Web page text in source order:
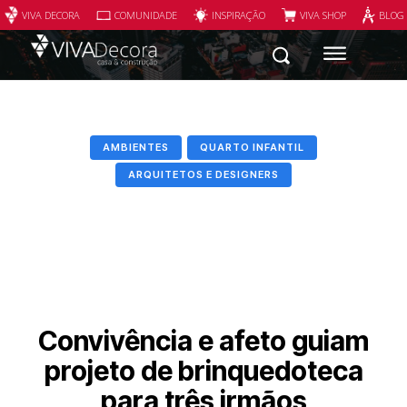
VIVA DECORA COMUNIDADE INSPIRAÇÃO VIVA SHOP
AMBIENTES QUARTO INFANTIL
ARQUITETOS E DESIGNERS
Convivência e afeto guiam
projeto de brinquedoteca